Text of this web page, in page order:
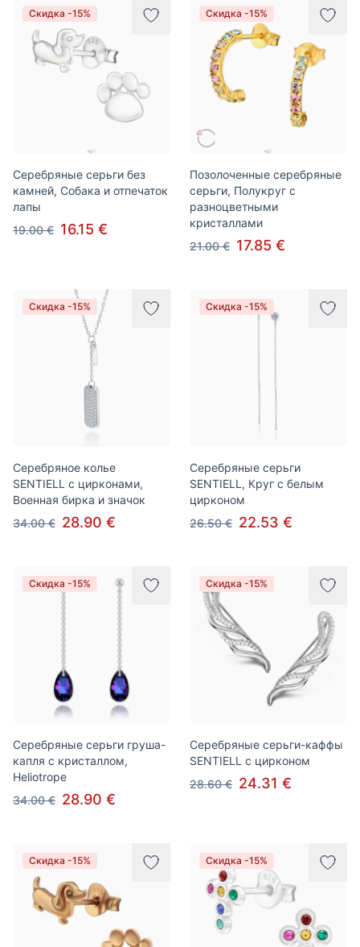
Скидка -15%
Серебряные серьги без
камней, Собака и отпечаток
лапы
19.00 € 16.15 €
Скидка -15%
Позолоченные серебряные
серьги, Полукруг с
разноцветными
кристаллами
21.00 € 17.85 €
Скидка -15%
Серебряное колье
SENTIELL с цирконами,
Военная бирка и значок
34.00 € 28.90 €
Скидка -15%
Серебряные серьги
SENTIELL, Круг с белым
цирконом
26.50 € 22.53 €
Скидка -15%
Серебряные серьги груша-
капля с кристаллом,
Heliotrope
34.00 € 28.90 €
Скидка -15%
Серебряные серьги-каффы
SENTIELL с цирконом
28.60 € 24.31 €
Скидка -15% Скидка -15%